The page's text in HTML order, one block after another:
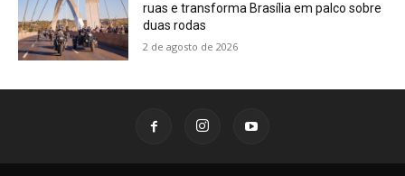
ruas e transforma Brasília em palco sobre
duas rodas
2 de agosto de 2026